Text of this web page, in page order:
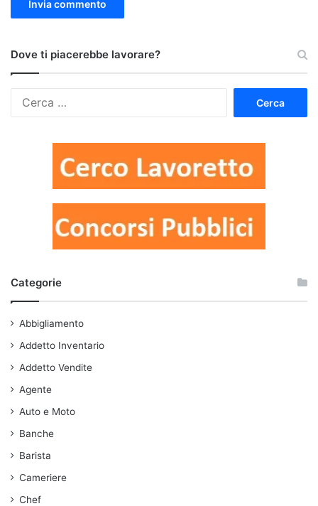
Dove ti piacerebbe lavorare?
Categorie
Abbigliamento
Addetto Inventario
Addetto Vendite
Agente
Auto e Moto
Banche
Barista
Cameriere
Chef